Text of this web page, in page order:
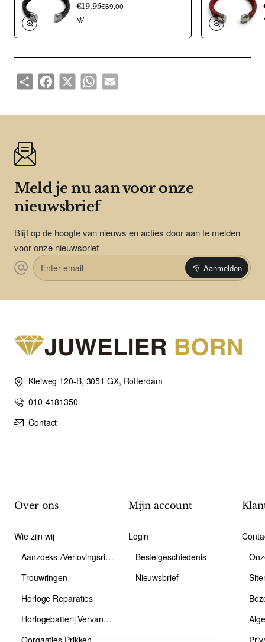
€19,95€69,00
ShareFacebook
X WhatsAppEmail
Meld je nu aan voor onze
nieuwsbrief
Blijf op de hoogte van nieuws en acties door aan te melden
voor onze nieuwsbrief
Enter
email
Aanmelden
Kleiweg 120-B, 3051 GX, Rotterdam
010-4181350
Contact
Over ons
Wie zijn wij
Aanzoeks-/Verlovingsring
Trouwringen
Horloge Reparaties
Horlogebatterij Vervangen
Mijn account
Login
Bestelgeschiedenis
Nieuwsbrief